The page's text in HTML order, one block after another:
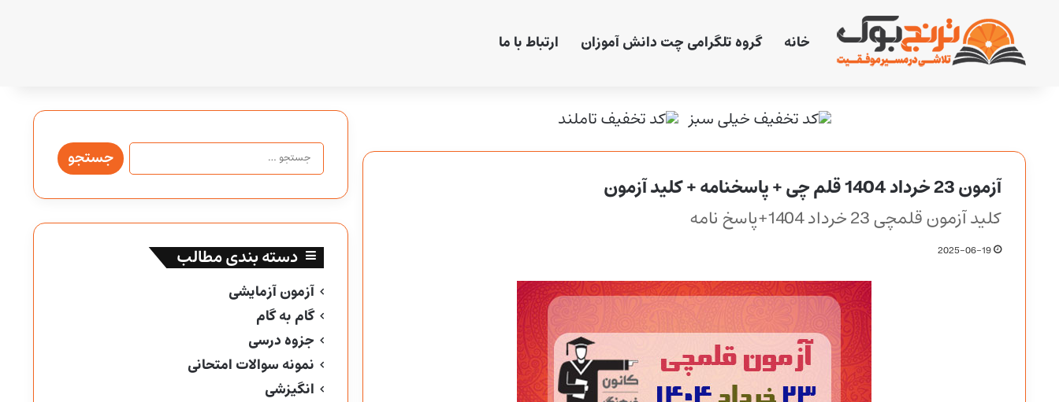
خانه گروه تلگرامی چت دانش آموزان ارتباط با ما
آزمون 23 خرداد 1404 قلم چی + پاسخنامه + کلید آزمون
کلید آزمون قلمچی 23 خرداد 1404+پاسخ نامه
2025-06-19
جستجو
برای:
دسته بندی مطالب
آزمون آزمایشی
گام به گام
جزوه درسی
نمونه سوالات امتحانی
انگیزشی